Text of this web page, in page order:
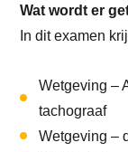
Wat wordt er
In dit examen
Wetgeving –
tachograaf
Wetgeving –